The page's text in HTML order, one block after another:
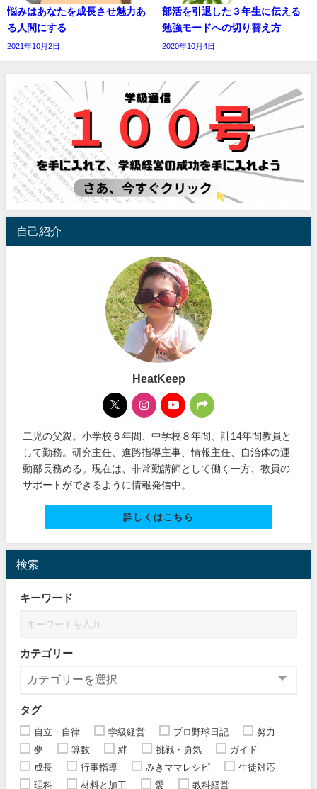
悩みはあなたを成長させ魅力あ
る人間にする
2021年10月2日
部活を引退した３年生に伝える
勉強モードへの切り替え方
2020年10月4日
自己紹介
HeatKeep
二児の父親。小学校６年間、中学校８年間、計14年間教員と
して勤務。研究主任、進路指導主事、情報主任、自治体の運
動部長務める。現在は、非常勤講師として働く一方、教員の
サポートができるように情報発信中。
詳しくはこちら
検索
キーワード
カテゴリー
タグ
自立・自律 学級経営 プロ野球日記
努力
夢
算数 絆 挑戦・勇気
ガイド
成長
行事指導 みきママレシピ
生徒対応
理科
材料と加工 愛
教科経営